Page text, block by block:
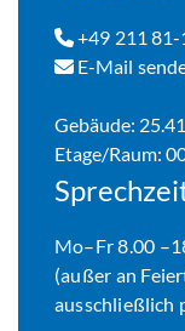
+49 211 81-
E-Mail
Gebäude: 25.41
Etage/Raum:
Mo–Fr 8.00
(außer an
ausschließlich